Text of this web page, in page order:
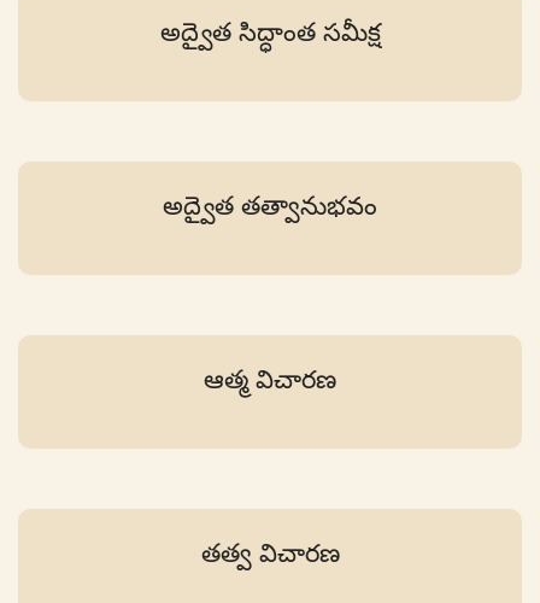
అద్వైత సిద్ధాంత సమీక్ష
అద్వైత తత్వానుభవం
ఆత్మ విచారణ
తత్వ విచారణ